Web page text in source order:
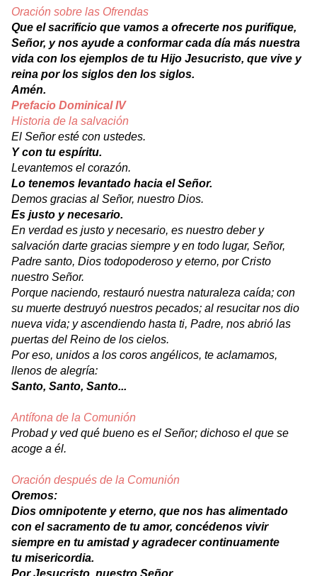
Oración sobre las Ofrendas
Que el sacrificio que vamos a ofrecerte nos purifique,
Señor, y nos ayude a conformar cada día más nuestra
vida con los ejemplos de tu Hijo Jesucristo, que vive y
reina por los siglos den los siglos.
Amén.
Prefacio Dominical IV
Historia de la salvación
El Señor esté con ustedes.
Y con tu espíritu.
Levantemos el corazón.
Lo tenemos levantado hacia el Señor.
Demos gracias al Señor, nuestro Dios.
Es justo y necesario.
En verdad es justo y necesario, es nuestro deber y
salvación darte gracias siempre y en todo lugar, Señor,
Padre santo, Dios todopoderoso y eterno, por Cristo
nuestro Señor.
Porque naciendo, restauró nuestra naturaleza caída; con
su muerte destruyó nuestros pecados; al resucitar nos dio
nueva vida; y ascendiendo hasta ti, Padre, nos abrió las
puertas del Reino de los cielos.
Por eso, unidos a los coros angélicos, te aclamamos,
llenos de alegría:
Santo, Santo, Santo...
Antífona de la Comunión
Probad y ved qué bueno es el Señor; dichoso el que se
acoge a él.
Oración después de la Comunión
Oremos:
Dios omnipotente y eterno, que nos has alimentado
con el sacramento de tu amor, concédenos vivir
siempre en tu amistad y agradecer continuamente
tu misericordia.
Por Jesucristo, nuestro Señor.